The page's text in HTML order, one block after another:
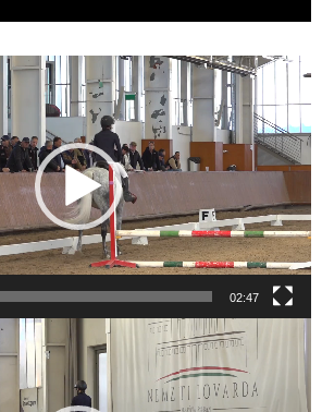
02:47